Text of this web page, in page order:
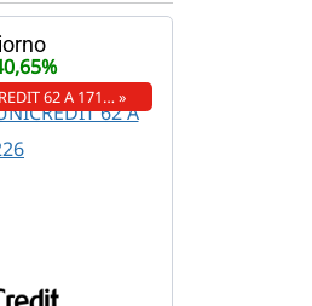
62 A 171… »